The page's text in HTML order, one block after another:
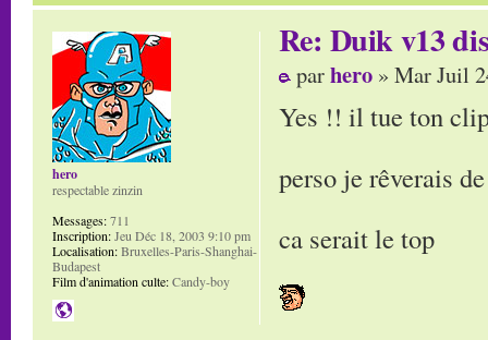
Re: Duik v13
parhero » Mar Juil
Yes !! il tue ton
perso je rêverais
ca serait le top
hero
respectable zinzin
Messages:711
Inscription:Jeu Déc 18, 2003 9:10 pm
Localisation:Bruxelles-Paris-Shanghai-
Budapest
Film d'animation culte:Candy-boy